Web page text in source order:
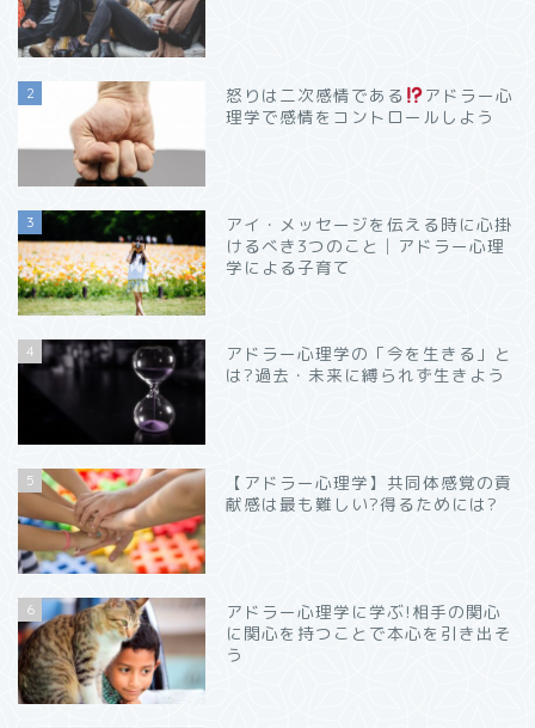
2 怒りは二次感情である
アドラー心
理学で感情をコントロールしよう
3
アイ・メッセージを伝える時に心掛
けるべき3つのこと│アドラー心理
学による子育て
4
アドラー心理学の「今を生きる」と
は?過去・未来に縛られず生きよう
5
【アドラー心理学】共同体感覚の貢
献感は最も難しい?得るためには?
6
アドラー心理学に学ぶ!相手の関心
に関心を持つことで本心を引き出そ
う